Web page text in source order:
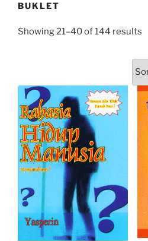
BUKLET
Showing 21–40 of 144 results